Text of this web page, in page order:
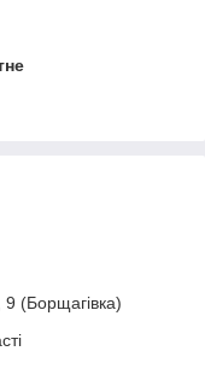
9 (Борщагівка)